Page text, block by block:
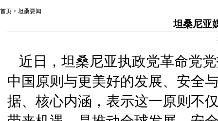
首页 > 坦桑要闻
坦桑尼亚
近日，坦桑尼亚执政党革命党
中国原则与更美好的发展、安全
据、核心内涵，表示这一原则不